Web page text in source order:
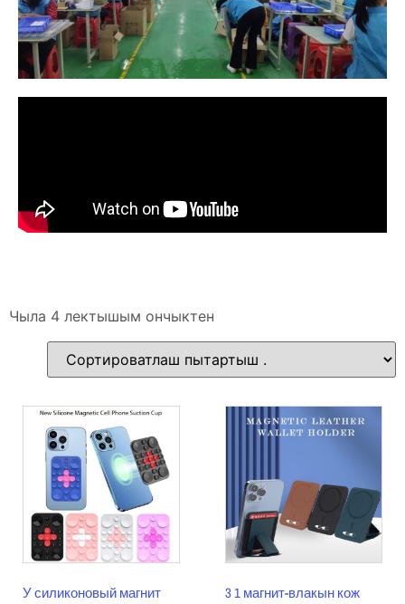
Чыла 4 лектышым ончыктен
У силиконовый магнит
3 1 магнит-влакын кож